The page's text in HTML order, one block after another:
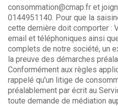
consommation@cmap.fr et
0144951140. Pour que la
cette dernière doit comporter :
email et téléphoniques ainsi
complets de notre société, un
la preuve des démarches
Conformément aux règles
rappelé qu'un litige de
préalablement par écrit au
toute demande de médiation